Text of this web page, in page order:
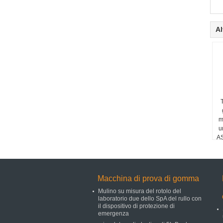
Macchina di prova di gomma
Mulino su misura del rotolo del
laboratorio due dello SpA del rullo con
il dispositivo di protezione di
emergenza